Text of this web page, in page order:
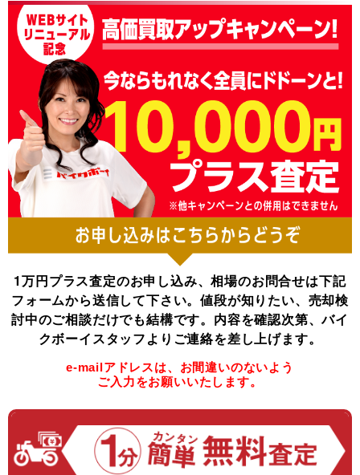
1万円プラス査定のお申し込み、相場のお問合せは下記
フォームから送信して下さい。値段が知りたい、売却検
討中のご相談だけでも結構です。 内容を確認次第、バイ
クボーイスタッフよりご連絡を差し上げます。
e-mailアドレスは、お間違いのないよう
ご入力をお願いいたします。